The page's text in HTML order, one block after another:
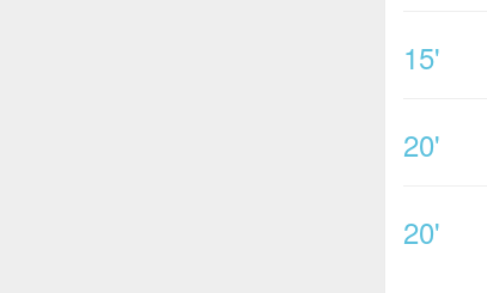
15'
20'
20'